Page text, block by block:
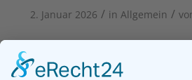
2. Januar 2026 / in Allgemein /
Ein halbstündiges
Dezember 2025 bei